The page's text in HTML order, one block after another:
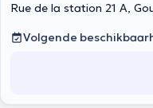
Rue de la station 21 A,
Volgende